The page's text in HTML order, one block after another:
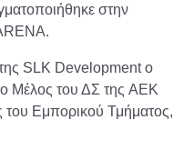
στην
SLK Development o
Μέλος του ΔΣ της AEK
Εμπορικού Τμήματος,